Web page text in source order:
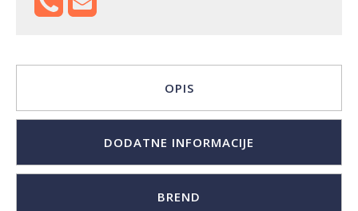
OPIS
DODATNE INFORMACIJE
BREND